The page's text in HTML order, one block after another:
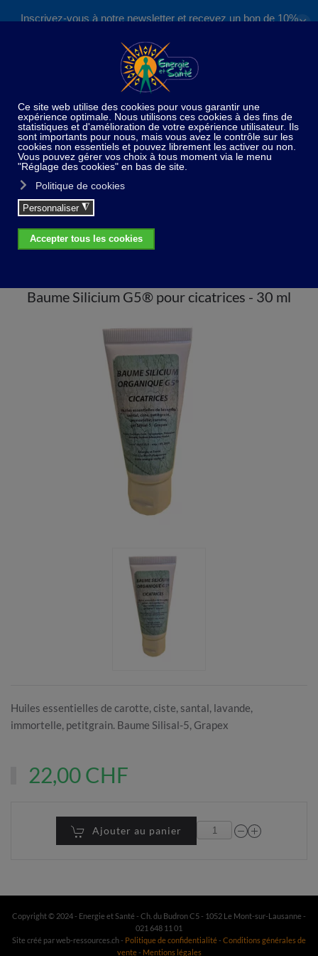
Inscrivez-vous à notre newsletter et recevez un bon de 10%
S'inscrire
✕
Home Huiles essentielles
Baume Silicium G5® pour cicatrices - 30 ml
Baume Silicium G5® pour cicatrices - 30 ml
Huiles essentielles de carotte, ciste, santal, lavande,
immortelle, petitgrain. Baume Silisal-5, Grapex
22,00 CHF
Ajouter au panier
Copyright © 2024 - Energie et Santé - Ch. du Budron C5 - 1052 Le Mont-sur-Lausanne -
021 648 11 01
Site créé par web-ressources.ch - Politique de confidentialité- Conditions générales de
vente- Mentions légales